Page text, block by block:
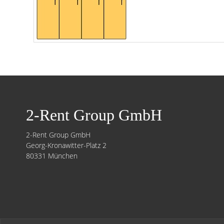
2-Rent Group GmbH
2-Rent Group GmbH
Georg-Kronawitter-Platz 2
80331 München